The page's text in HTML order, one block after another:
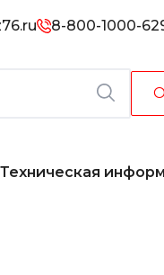
8-800-1000-
Техническая